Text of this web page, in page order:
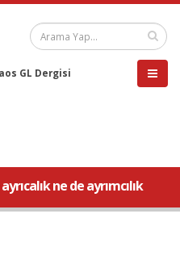
GL Dergisi
ne de ayrımcılık